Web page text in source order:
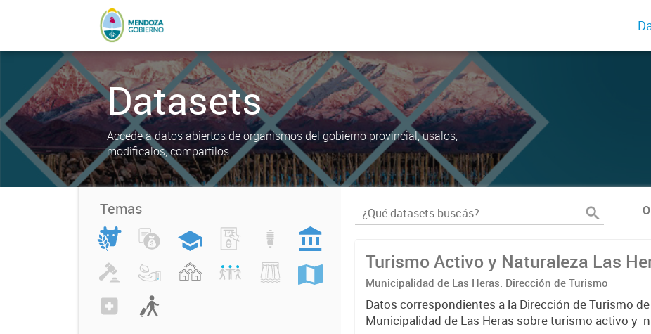
Datasets
Accede a datos abiertos de organismos del gobierno provincial, usalos,
modificalos, compartilos.
Temas
Turismo Activo y Naturaleza Las
Municipalidad de Las Heras. Dirección de Turismo
Datos correspondientes a la Dirección de Turismo
Municipalidad de Las Heras sobre turismo activo y